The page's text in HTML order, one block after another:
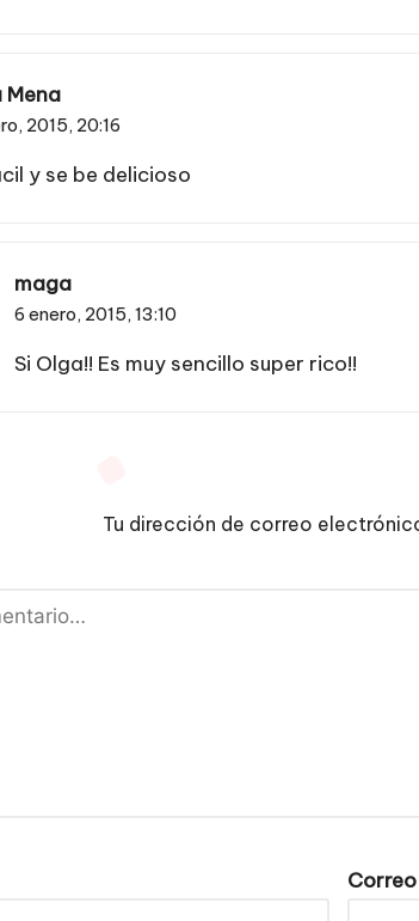
Mena
2015, 20:16
y se be delicioso
maga
6 enero, 2015, 13:10
Si Olga!! Es muy sencillo super rico!!
Tu dirección de correo